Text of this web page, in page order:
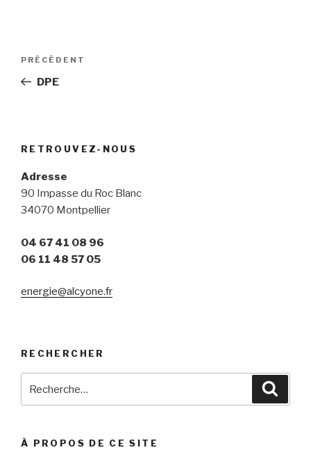
Navigation
l’article
Article
précédent
PRÉCÉDENT
DPE
RETROUVEZ-NOUS
Adresse
90 Impasse du Roc Blanc
34070 Montpellier
04 67 41 08 96
06 11 48 57 05
energie@alcyone.fr
RECHERCHER
À PROPOS DE CE SITE